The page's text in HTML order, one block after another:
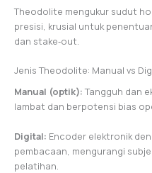
Theodolite mengukur sudut
presisi, krusial untuk
dan stake‑out.
Jenis Theodolite: Manual vs
Manual (optik): Tangguh dan
lambat dan berpotensi bias
Digital: Encoder elektronik
pembacaan, mengurangi
pelatihan.